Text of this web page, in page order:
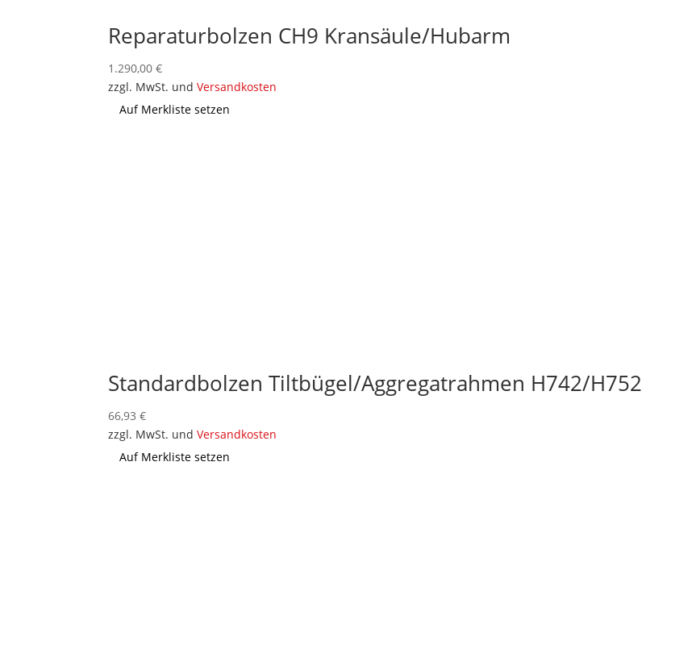
Reparaturbolzen CH9 Kransäule/Hubarm
1.290,00€
zzgl. MwSt. undVersandkosten
Auf Merkliste setzen
Standardbolzen Tiltbügel/Aggregatrahmen H742/H752
66,93€
zzgl. MwSt. undVersandkosten
Auf Merkliste setzen